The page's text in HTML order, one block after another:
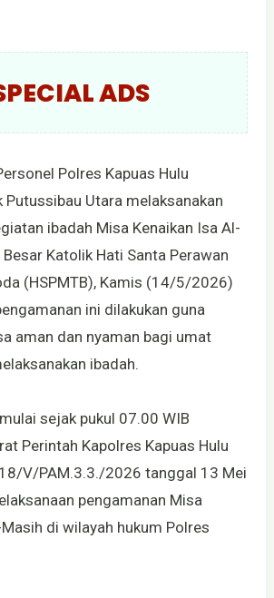
ADS
Polres Kapuas Hulu
Putussibau Utara melaksanakan
ibadah Misa Kenaikan Isa Al-
Katolik Hati Santa Perawan
(HSPMTB), Kamis (14/5/2026)
ini dilakukan guna
aman dan nyaman bagi umat
ibadah.
sejak pukul 07.00 WIB
Perintah Kapolres Kapuas Hulu
V/PAM.3.3./2026 tanggal 13 Mei
pengamanan Misa
di wilayah hukum Polres